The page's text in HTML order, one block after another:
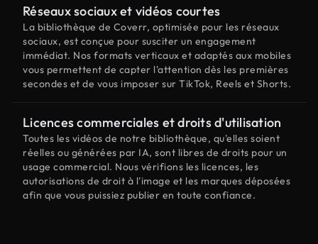
Réseaux sociaux et vidéos courtes
La bibliothèque de Coverr, optimisée pour les réseaux
sociaux, est conçue pour susciter un engagement
immédiat. Nos formats verticaux et adaptés aux mobiles
vous permettent de capter l'attention dès les premières
secondes et de vous imposer sur TikTok, Reels et Shorts.
Licences commerciales et droits d'utilisation
Toutes les vidéos de notre bibliothèque, qu'elles soient
réelles ou générées par IA, sont libres de droits pour un
usage commercial. Nous vérifions les licences, les
autorisations de droit à l'image et les marques déposées
afin que vous puissiez publier en toute confiance.